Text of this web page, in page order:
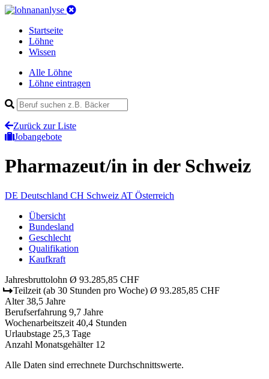
Startseite
Löhne
Wissen
Alle Löhne
Löhne eintragen
Zurück zur Liste
Jobangebote
Pharmazeut/in in der Schweiz
DE Deutschland CH Schweiz AT Österreich
Übersicht
Bundesland
Geschlecht
Qualifikation
Kaufkraft
Jahresbruttolohn Ø 93.285,85 CHF
Teilzeit (ab 30 Stunden pro Woche) Ø 93.285,85 CHF
Alter 38,5 Jahre
Berufserfahrung 9,7 Jahre
Wochenarbeitszeit 40,4 Stunden
Urlaubstage 25,3 Tage
Anzahl Monatsgehälter 12
Alle Daten sind errechnete Durchschnittswerte.